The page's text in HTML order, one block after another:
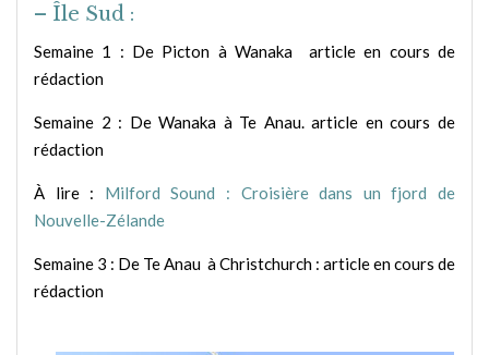
– Île Sud :
Semaine 1 : De Picton à Wanaka article en cours de
rédaction
Semaine 2 : De Wanaka à Te Anau. article en cours de
rédaction
À lire : Milford Sound : Croisière dans un fjord de
Nouvelle-Zélande
Semaine 3 : De Te Anau à Christchurch : article en cours de
rédaction